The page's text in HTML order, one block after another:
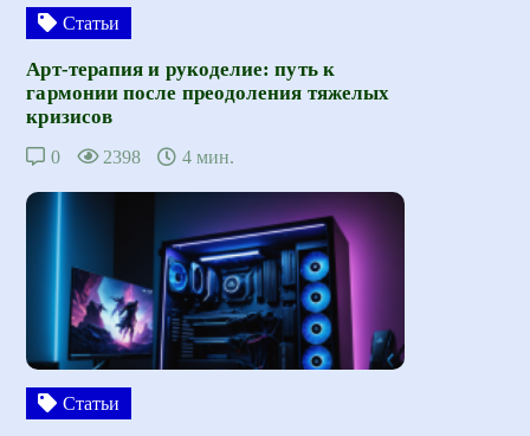
Статьи
Арт-терапия и рукоделие: путь к
гармонии после преодоления тяжелых
кризисов
0 2398 4 мин.
Статьи